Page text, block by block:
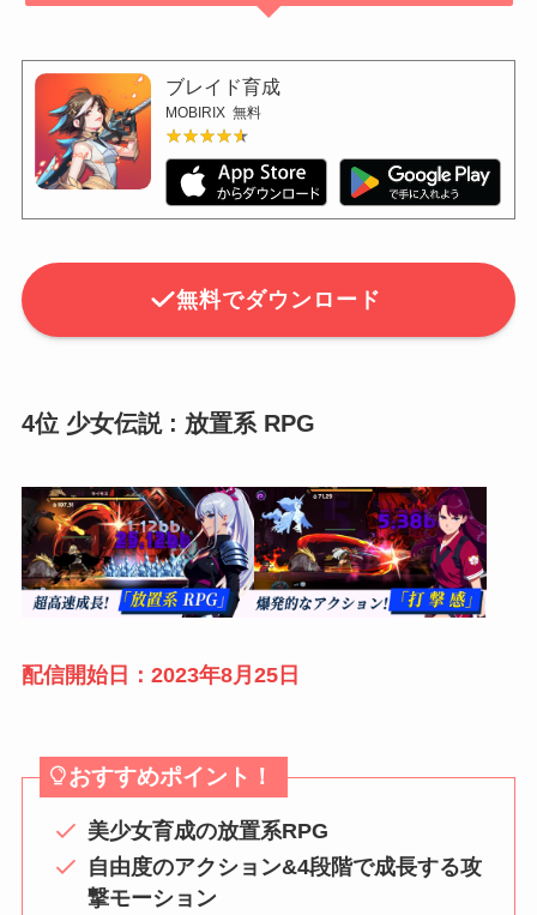
ブレイド育成
MOBIRIX 無料
★★★★★
★★★★★
無料でダウンロード
4位 少女伝説 : 放置系 RPG
配信開始日：2023年8月25日
おすすめポイント！
美少女育成の放置系RPG
自由度のアクション&4段階で成長する攻
撃モーション